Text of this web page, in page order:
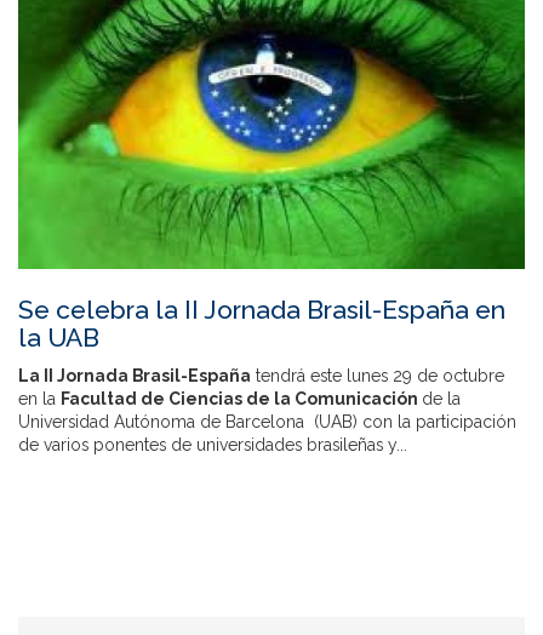
Se celebra la II Jornada Brasil-España en
la UAB
La II Jornada Brasil-España tendrá este lunes 29 de octubre
en la Facultad de Ciencias de la Comunicación de la
Universidad Autónoma de Barcelona (UAB) con la participación
de varios ponentes de universidades brasileñas y...